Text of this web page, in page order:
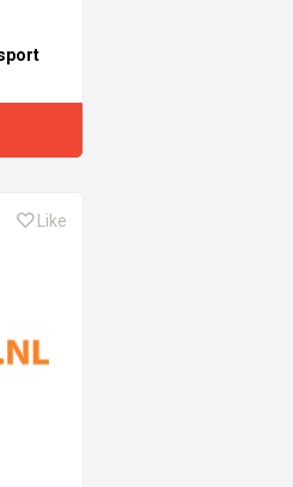
Like